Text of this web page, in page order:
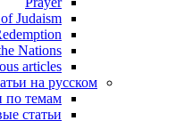
Judaism
Nations
articles
на русском
по темам
статьи